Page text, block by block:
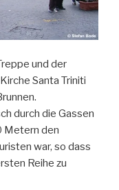
und der
Santa Triniti
durch die Gassen
Metern den
war, so dass
Reihe zu